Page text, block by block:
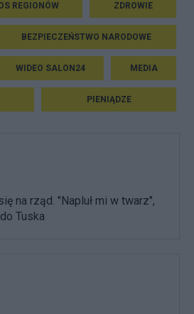
REGIONÓW ZDROWIE
BEZPIECZEŃSTWO NARODOWE
WIDEO SALON24 MEDIA
PIENIĄDZE
na rząd. "Napluł mi w twarz",
Tuska